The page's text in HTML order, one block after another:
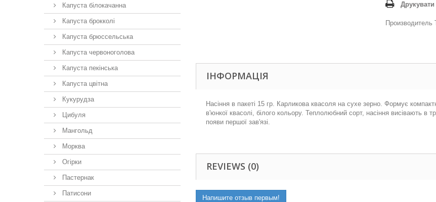
Капуста білокачанна
Капуста брокколі
Капуста брюссельська
Капуста червоноголова
Капуста пекінська
Капуста цвітна
Кукурудза
Цибуля
Мангольд
Морква
Огірки
Пастернак
Патисони
Друкувати
ІНФОРМАЦІЯ
Насіння в пакеті 15 гр. Карликова квасоля на сухе зерно. Формує
в'юнкої квасолі, білого кольору. Теплолюбний сорт, насіння висівають в
появи першої зав'язі.
REVIEWS (0)
Напишите отзыв первым!